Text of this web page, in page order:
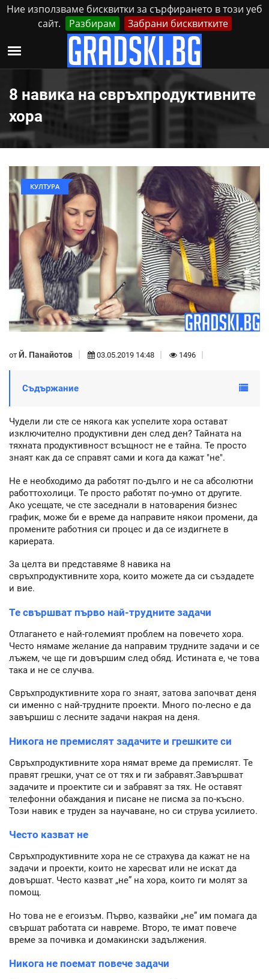
Ние използваме бисквитки за сърфирането в този уеб
сайт.
Разбирам Забрани бисквитките
Събота, 8 Август, 2026 Реклама Контакти
8 навика на свръхпродуктивните
хора
КУЛТУРА
от Й. Панайотов 03.05.2019 14:48 1496
Съдържание
Чудели ли сте се някога как успелите хора остават
изключително продуктивни ден след ден? Тайната на
тяхната продуктивност всъщност не е тайна. Те просто
знаят как да се справят сами и кога да кажат "не".
Не е необходимо да работят по-дълго и не са абсолютни
работтохолици. Те просто работят по-умно от другите.
Ако усещате, че сте заседнали в натоварения бизнес
график, може би е време да направите някои промени, да
промените работния си процес и да се издигнете в
кариерата.
За целта ви представяме 8 навика на
свръхпродуктивните хора, които можете да си създадете
и вие.
Те свършват първо най-трудните задачи
Отлагането е най-големият проблем на повечето хора.
Често нямаме желание да направим трудните задачи и се
лъжем, че ще ги довършим след обяд. Истината е, че това
така и не се случва.
Свръхпродуктивните хора го знаят, затова започват деня
си именно с най-трудните проекти. Много по-лесно е да
завършиш с лесните задачи накрая на деня.
Никога не премислят задачите и грешките си
Свръхпродуктивните хора нямат време да премислят. Те
правят грешки, учат се от тях и ги забравят.Завършват
задачите и проектите си и забравят за тях. Не оставят
телефонни обаждания и писане не писма за по-късно.
Този навик е труден за научаване, но си струва усилието.
Често казват не
Свръхпродуктивните хора не се страхува да кажат не на
задачи и проекти, които не харесват или не искат да
довършат. Често казват „не” на хора, които ги молят за
помощ.
Но това не е егоизъм. Първо, казвайки „не” им помага да
свършат работата си навреме. Второ, те имат повече
време за почивка и домакински задължения.
Никога не поемат повече задачи